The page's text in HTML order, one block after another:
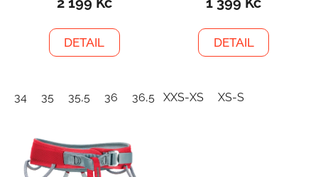
DETAIL
34 35 35,5 36 36,5 37 37,5 38
DETAIL
XXS-XS XS-S